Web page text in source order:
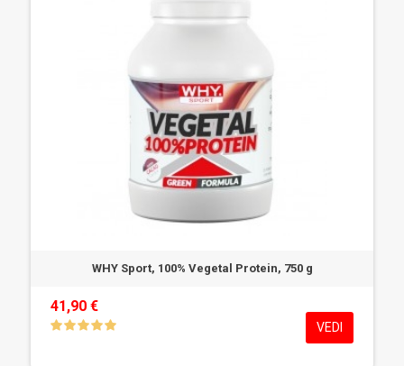
WHY Sport, 100% Vegetal Protein, 750 g
41,90 €
VEDI